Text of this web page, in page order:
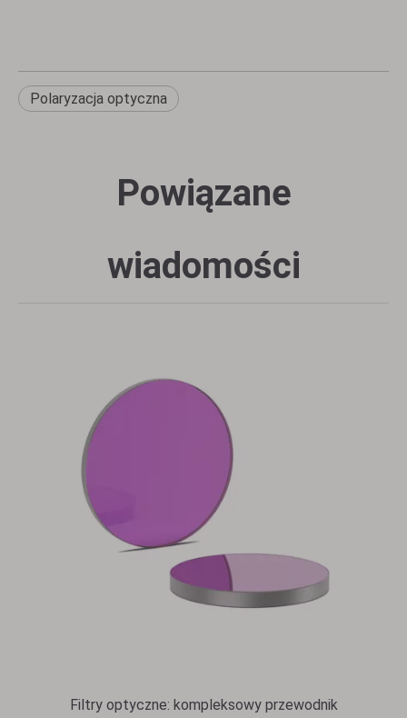
Polaryzacja optyczna
Powiązane
wiadomości
Filtry optyczne: kompleksowy przewodnik